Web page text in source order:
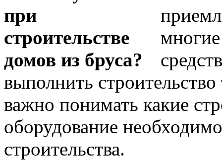
выполнить
важно понимать какие
оборудование
строительства.